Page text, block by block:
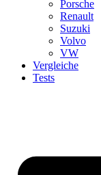
Porsche
Renault
Suzuki
Volvo
VW
Vergleiche
Tests